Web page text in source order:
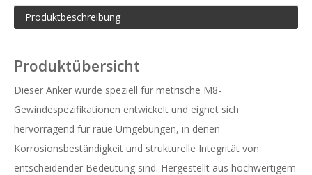
Produktbeschreibung
Produktübersicht
Dieser Anker wurde speziell für metrische M8-
Gewindespezifikationen entwickelt und eignet sich
hervorragend für raue Umgebungen, in denen
Korrosionsbeständigkeit und strukturelle Integrität von
entscheidender Bedeutung sind. Hergestellt aus hochwertigem